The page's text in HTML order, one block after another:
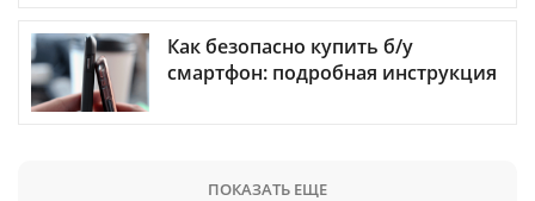
Как безопасно купить б/у
смартфон: подробная инструкция
ПОКАЗАТЬ ЕЩЕ